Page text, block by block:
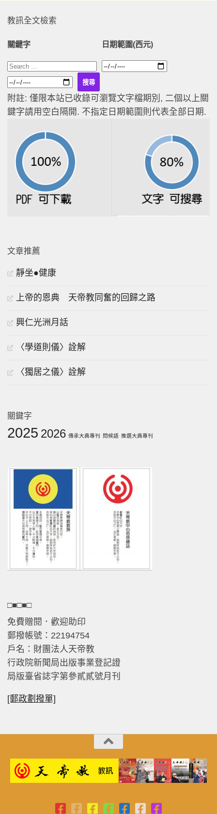
教訊全文檢索
關鍵字 日期範圍(西元)
附註: 僅限本站已收錄可瀏覽文字檔期別, 二個以上關
鍵字請用空白隔開. 不指定日期範圍則代表全部日期.
文章推薦
靜坐●健康
上帝的恩典 天帝教同奮的回歸之路
興仁光洲月話
〈學道則儀〉詮解
〈獨居之儀〉詮解
關鍵字
2025 2026 傳承大典專刊 問候語 推選大典專刊
□■□■□
免費贈閱．歡迎助印
郵撥帳號：22194754
戶名：財團法人天帝教
行政院新聞局出版事業登記證
局版臺省誌字第參貳貳號月刊
[郵政劃撥單]